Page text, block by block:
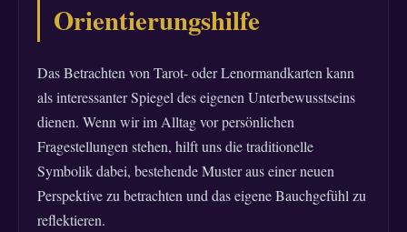
Orientierungshilfe
Das Betrachten von Tarot- oder Lenormandkarten kann
als interessanter Spiegel des eigenen Unterbewusstseins
dienen. Wenn wir im Alltag vor persönlichen
Fragestellungen stehen, hilft uns die traditionelle
Symbolik dabei, bestehende Muster aus einer neuen
Perspektive zu betrachten und das eigene Bauchgefühl zu
reflektieren.